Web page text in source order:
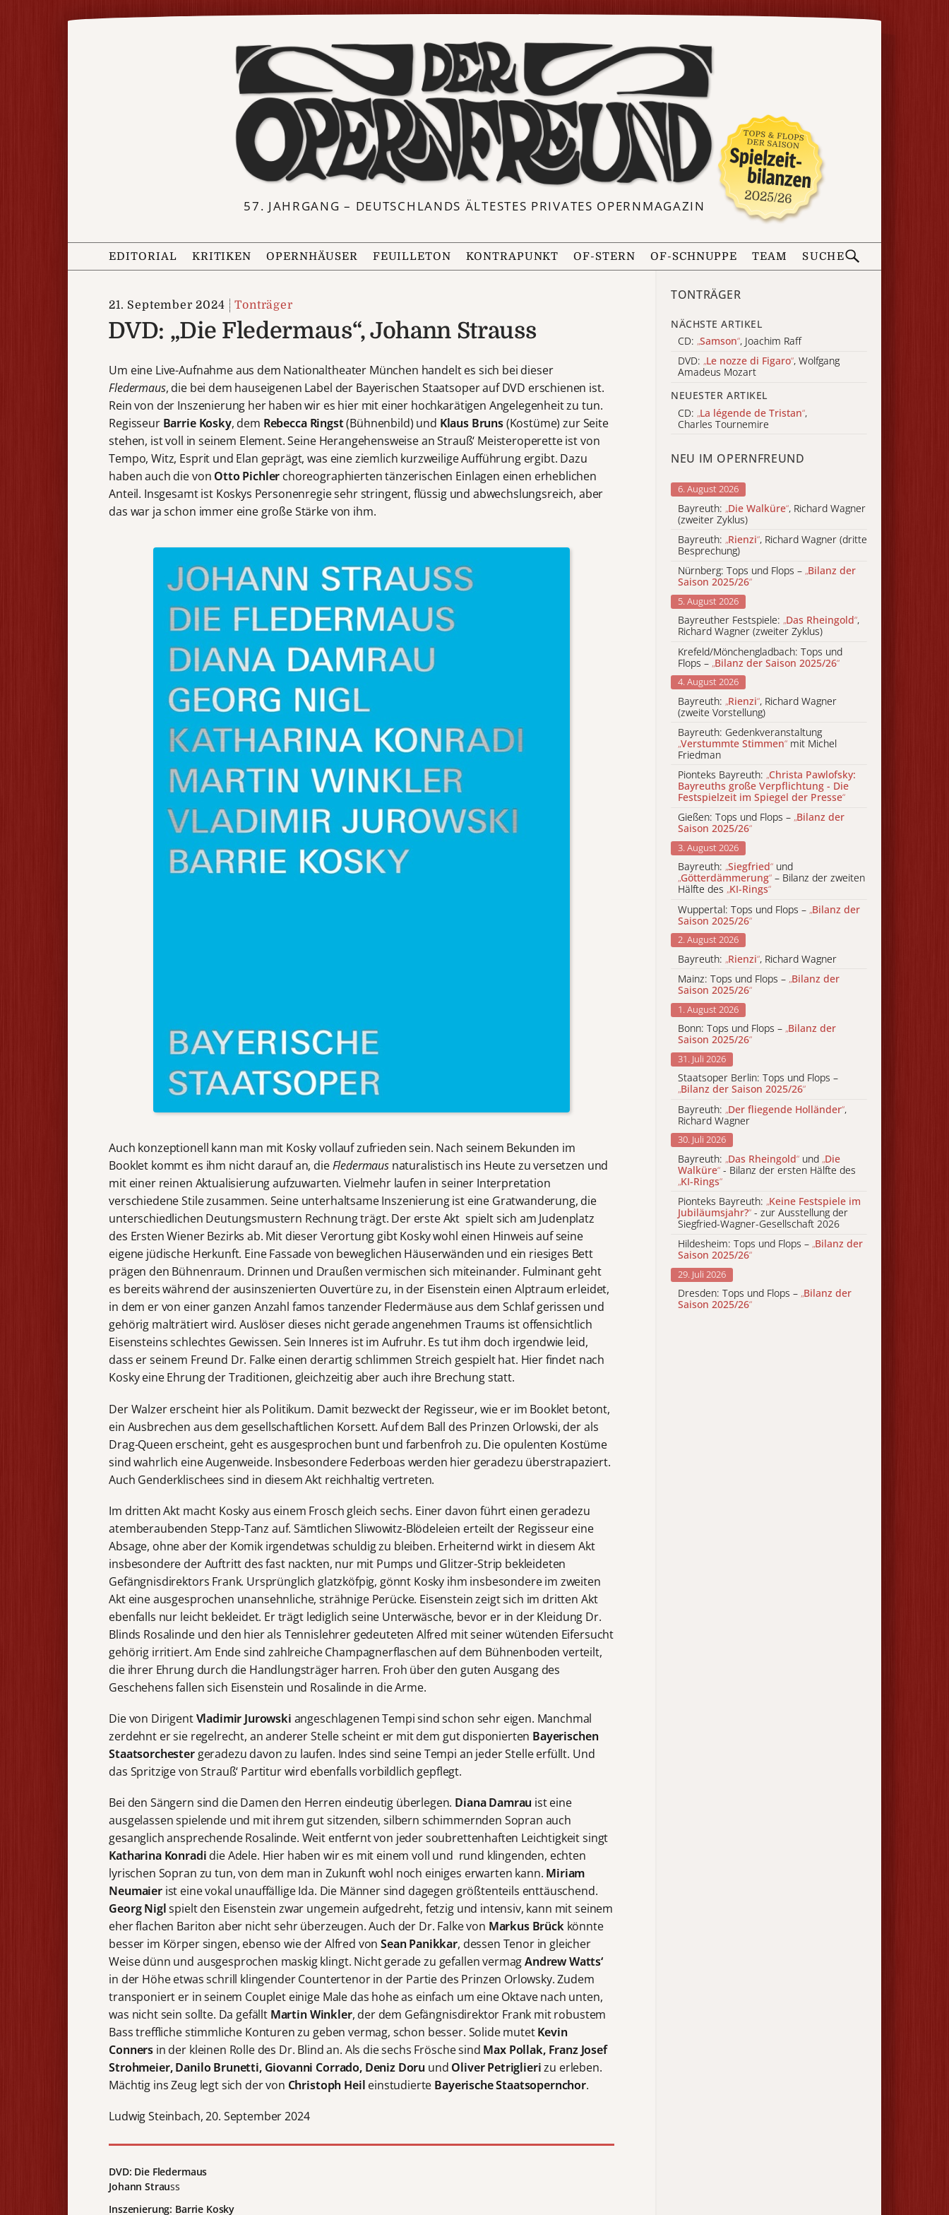
57. JAHRGANG – DEUTSCHLANDS ÄLTESTES PRIVATES OPERNMAGAZIN
EDITORIAL KRITIKEN OPERNHÄUSER FEUILLETON KONTRAPUNKT OF-STERN OF-SCHNUPPE TEAM SUCHE
21. September 2024 Tonträger
DVD: „Die Fledermaus“, Johann Strauss
Um eine Live-Aufnahme aus dem Nationaltheater München handelt es sich bei dieser
Fledermaus, die bei dem hauseigenen Label der Bayerischen Staatsoper auf DVD erschienen ist.
Rein von der Inszenierung her haben wir es hier mit einer hochkarätigen Angelegenheit zu tun.
Regisseur Barrie Kosky, dem Rebecca Ringst(Bühnenbild) und Klaus Bruns(Kostüme) zur Seite
stehen, ist voll in seinem Element. Seine Herangehensweise an Strauß‘ Meisteroperette ist von
Tempo, Witz, Esprit und Elan geprägt, was eine ziemlich kurzweilige Aufführung ergibt. Dazu
haben auch die von Otto Pichler choreographierten tänzerischen Einlagen einen erheblichen
Anteil. Insgesamt ist Koskys Personenregie sehr stringent, flüssig und abwechslungsreich, aber
das war ja schon immer eine große Stärke von ihm.
Auch konzeptionell kann man mit Kosky vollauf zufrieden sein. Nach seinem Bekunden im
Booklet kommt es ihm nicht darauf an, dieFledermausnaturalistisch ins Heute zu versetzen und
mit einer reinen Aktualisierung aufzuwarten. Vielmehr laufen in seiner Interpretation
verschiedene Stile zusammen. Seine unterhaltsame Inszenierung ist eine Gratwanderung, die
unterschiedlichen Deutungsmustern Rechnung trägt. Der erste Akt spielt sich am Judenplatz
des Ersten Wiener Bezirks ab. Mit dieser Verortung gibt Kosky wohl einen Hinweis auf seine
eigene jüdische Herkunft. Eine Fassade von beweglichen Häuserwänden und ein riesiges Bett
prägen den Bühnenraum. Drinnen und Draußen vermischen sich miteinander. Fulminant geht
es bereits während der ausinszenierten Ouvertüre zu, in der Eisenstein einen Alptraum erleidet,
in dem er von einer ganzen Anzahl famos tanzender Fledermäuse aus dem Schlaf gerissen und
gehörig malträtiert wird. Auslöser dieses nicht gerade angenehmen Traums ist offensichtlich
Eisensteins schlechtes Gewissen. Sein Inneres ist im Aufruhr. Es tut ihm doch irgendwie leid,
dass er seinem Freund Dr. Falke einen derartig schlimmen Streich gespielt hat. Hier findet nach
Kosky eine Ehrung der Traditionen, gleichzeitig aber auch ihre Brechung statt.
Der Walzer erscheint hier als Politikum. Damit bezweckt der Regisseur, wie er im Booklet betont,
ein Ausbrechen aus dem gesellschaftlichen Korsett. Auf dem Ball des Prinzen Orlowski, der als
Drag-Queen erscheint, geht es ausgesprochen bunt und farbenfroh zu. Die opulenten Kostüme
sind wahrlich eine Augenweide. Insbesondere Federboas werden hier geradezu überstrapaziert.
Auch Genderklischees sind in diesem Akt reichhaltig vertreten.
Im dritten Akt macht Kosky aus einem Frosch gleich sechs. Einer davon führt einen geradezu
atemberaubenden Stepp-Tanz auf. Sämtlichen Sliwowitz-Blödeleien erteilt der Regisseur eine
Absage, ohne aber der Komik irgendetwas schuldig zu bleiben. Erheiternd wirkt in diesem Akt
insbesondere der Auftritt des fast nackten, nur mit Pumps und Glitzer-Strip bekleideten
Gefängnisdirektors Frank. Ursprünglich glatzköfpig, gönnt Kosky ihm insbesondere im zweiten
Akt eine ausgesprochen unansehnliche, strähnige Perücke. Eisenstein zeigt sich im dritten Akt
ebenfalls nur leicht bekleidet. Er trägt lediglich seine Unterwäsche, bevor er in der Kleidung Dr.
Blinds Rosalinde und den hier als Tennislehrer gedeuteten Alfred mit seiner wütenden Eifersucht
gehörig irritiert. Am Ende sind zahlreiche Champagnerflaschen auf dem Bühnenboden verteilt,
die ihrer Ehrung durch die Handlungsträger harren. Froh über den guten Ausgang des
Geschehens fallen sich Eisenstein und Rosalinde in die Arme.
Die von DirigentVladimir Jurowski angeschlagenen Tempi sind schon sehr eigen. Manchmal
zerdehnt er sie regelrecht, an anderer Stelle scheint er mit dem gut disponierten Bayerischen
Staatsorchestergeradezu davon zu laufen. Indes sind seine Tempi an jeder Stelle erfüllt. Und
das Spritzige von Strauß‘ Partitur wird ebenfalls vorbildlich gepflegt.
Bei den Sängern sind die Damen den Herren eindeutig überlegen. Diana Damrau ist eine
ausgelassen spielende und mit ihrem gut sitzenden, silbern schimmernden Sopran auch
gesanglich ansprechende Rosalinde. Weit entfernt von jeder soubrettenhaften Leichtigkeit singt
Katharina Konradi die Adele. Hier haben wir es mit einem voll und rund klingenden, echten
lyrischen Sopran zu tun, von dem man in Zukunft wohl noch einiges erwarten kann. Miriam
Neumaierist eine vokal unauffällige Ida. Die Männer sind dagegen größtenteils enttäuschend.
Georg Niglspielt den Eisenstein zwar ungemein aufgedreht, fetzig und intensiv, kann mit seinem
eher flachen Bariton aber nicht sehr überzeugen. Auch der Dr. Falke von Markus Brückkönnte
besser im Körper singen, ebenso wie der Alfred vonSean Panikkar, dessen Tenor in gleicher
Weise dünn und ausgesprochen maskig klingt. Nicht gerade zu gefallen vermagAndrew Watts‘
in der Höhe etwas schrill klingender Countertenor in der Partie des Prinzen Orlowsky. Zudem
transponiert er in seinem Couplet einige Male das hohe as einfach um eine Oktave nach unten,
was nicht sein sollte. Da gefällt Martin Winkler, der dem Gefängnisdirektor Frank mit robustem
Bass treffliche stimmliche Konturen zu geben vermag, schon besser. Solide mutetKevin
Conners in der kleinen Rolle des Dr. Blind an. Als die sechs Frösche sind Max Pollak, Franz Josef
Strohmeier, Danilo Brunetti, Giovanni Corrado, Deniz Doru und Oliver Petriglierizu erleben.
Mächtig ins Zeug legt sich der von Christoph Heil einstudierte Bayerische Staatsopernchor.
Ludwig Steinbach, 20. September 2024
DVD: Die Fledermaus
Johann Strauss
Inszenierung: Barrie Kosky
TONTRÄGER
NÄCHSTE ARTIKEL
CD: „Samson“, Joachim Raff
DVD: „Le nozze di Figaro“, Wolfgang
Amadeus Mozart
NEUESTER ARTIKEL
CD: „La légende de Tristan“,
Charles Tournemire
NEU IM OPERNFREUND
6. August 2026
Bayreuth: „Die Walküre“, Richard Wagner
(zweiter Zyklus)
Bayreuth: „Rienzi“, Richard Wagner (dritte
Besprechung)
Nürnberg: Tops und Flops – „Bilanz der
Saison 2025/26“
5. August 2026
Bayreuther Festspiele: „Das Rheingold“,
Richard Wagner (zweiter Zyklus)
Krefeld/Mönchengladbach: Tops und
Flops – „Bilanz der Saison 2025/26“
4. August 2026
Bayreuth: „Rienzi“, Richard Wagner
(zweite Vorstellung)
Bayreuth: Gedenkveranstaltung
„Verstummte Stimmen“ mit Michel
Friedman
Pionteks Bayreuth: „Christa Pawlofsky:
Bayreuths große Verpflichtung - Die
Festspielzeit im Spiegel der Presse“
Gießen: Tops und Flops – „Bilanz der
Saison 2025/26“
3. August 2026
Bayreuth: „Siegfried“ und
„Götterdämmerung“ – Bilanz der zweiten
Hälfte des „KI-Rings“
Wuppertal: Tops und Flops – „Bilanz der
Saison 2025/26“
2. August 2026
Bayreuth: „Rienzi“, Richard Wagner
Mainz: Tops und Flops – „Bilanz der
Saison 2025/26“
1. August 2026
Bonn: Tops und Flops – „Bilanz der
Saison 2025/26“
31. Juli 2026
Staatsoper Berlin: Tops und Flops –
„Bilanz der Saison 2025/26“
Bayreuth: „Der fliegende Holländer“,
Richard Wagner
30. Juli 2026
Bayreuth: „Das Rheingold“ und „Die
Walküre“ - Bilanz der ersten Hälfte des
„KI-Rings“
Pionteks Bayreuth: „Keine Festspiele im
Jubiläumsjahr?“ - zur Ausstellung der
Siegfried-Wagner-Gesellschaft 2026
Hildesheim: Tops und Flops – „Bilanz der
Saison 2025/26“
29. Juli 2026
Dresden: Tops und Flops – „Bilanz der
Saison 2025/26“